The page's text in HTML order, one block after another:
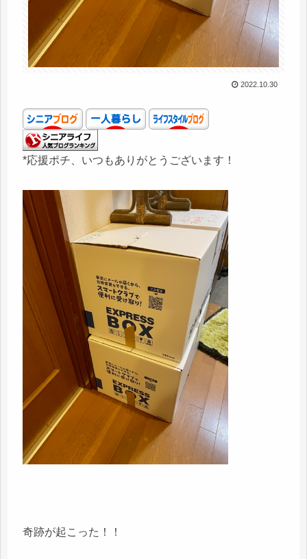
2022.10.30
*応援ポチ、いつもありがとうございます！
奇跡が起こった！！